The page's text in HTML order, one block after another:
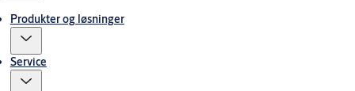
Produkter og løsninger
Service